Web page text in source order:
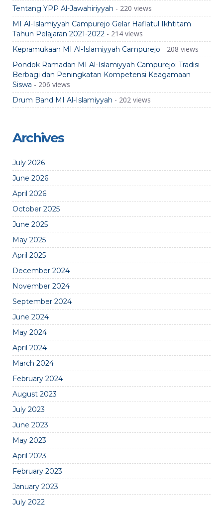
Tentang YPP Al-Jawahiriyyah - 220 views
MI Al-Islamiyyah Campurejo Gelar Haflatul Ikhtitam
Tahun Pelajaran 2021-2022 - 214 views
Kepramukaan MI Al-Islamiyyah Campurejo - 208 views
Pondok Ramadan MI Al-Islamiyyah Campurejo: Tradisi
Berbagi dan Peningkatan Kompetensi Keagamaan
Siswa - 206 views
Drum Band MI Al-Islamiyyah - 202 views
Archives
July 2026
June 2026
April 2026
October 2025
June 2025
May 2025
April 2025
December 2024
November 2024
September 2024
June 2024
May 2024
April 2024
March 2024
February 2024
August 2023
July 2023
June 2023
May 2023
April 2023
February 2023
January 2023
July 2022